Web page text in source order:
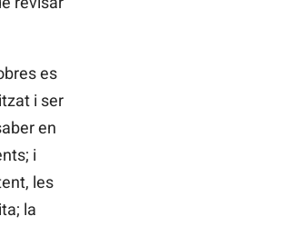
es
i ser
en
i
les
la